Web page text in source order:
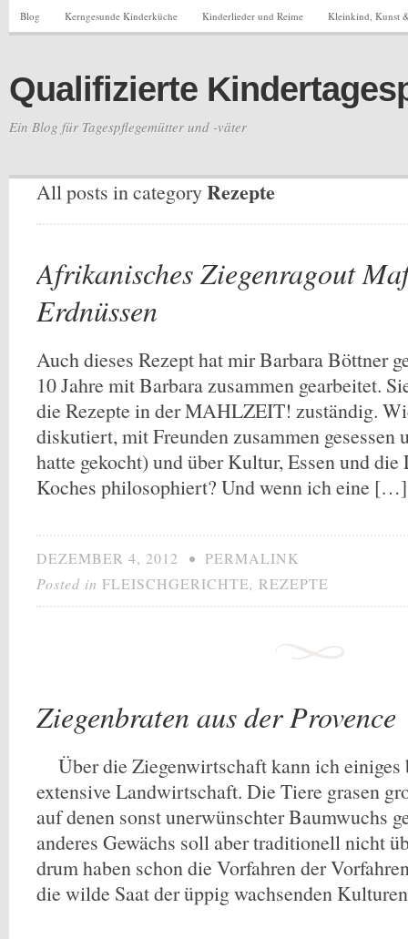
Blog Kerngesunde Kinderküche Kinderlieder und Reime Kleinkind, Kunst
Qualifizierte
Ein Blog für Tagespflegemütter und -väter
All posts in categoryRezepte
Afrikanisches Ziegenragout
Erdnüssen
Auch dieses Rezept hat mir Barbara Böttner
10 Jahre mit Barbara zusammen gearbeitet.
die Rezepte in der MAHLZEIT! zuständig.
diskutiert, mit Freunden zusammen gesessen
hatte gekocht) und über Kultur, Essen und die
Koches philosophiert? Und wenn ich eine […]
DEZEMBER 4, 2012 • PERMALINK
Posted in FLEISCHGERICHTE, REZEPTE
Ziegenbraten aus der Provence
Über die Ziegenwirtschaft kann ich einiges
extensive Landwirtschaft. Die Tiere grasen
auf denen sonst unerwünschter Baumwuchs
anderes Gewächs soll aber traditionell nicht
drum haben schon die Vorfahren der
die wilde Saat der üppig wachsenden